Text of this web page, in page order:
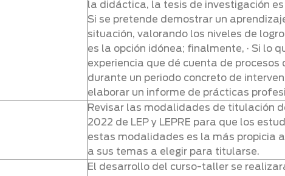
la didáctica, la tesis de investigación
Si se pretende demostrar un
situación, valorando los niveles de
es la opción idónea; finalmente, · Si lo
experiencia que dé cuenta de procesos
durante un periodo concreto de
elaborar un informe de prácticas
Revisar las modalidades de titulación
2022 de LEP y LEPRE para que los
estas modalidades es la más propicia
a sus temas a elegir para titularse.
El desarrollo del curso-taller se